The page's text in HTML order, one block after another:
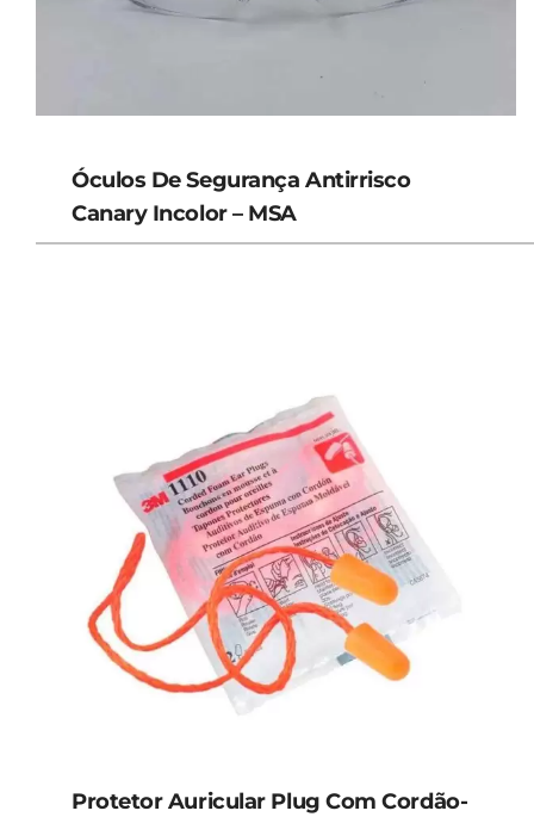
Óculos De Segurança Antirrisco
Canary Incolor – MSA
Protetor Auricular Plug Com Cordão-